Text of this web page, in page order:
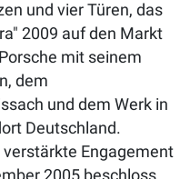
und vier Türen, das
2009 auf den Markt
mit seinem
dem
und dem Werk in
Deutschland.
Engagement